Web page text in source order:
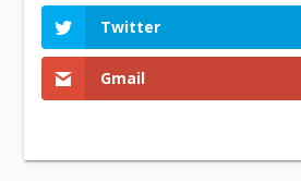
Twitter
Gmail